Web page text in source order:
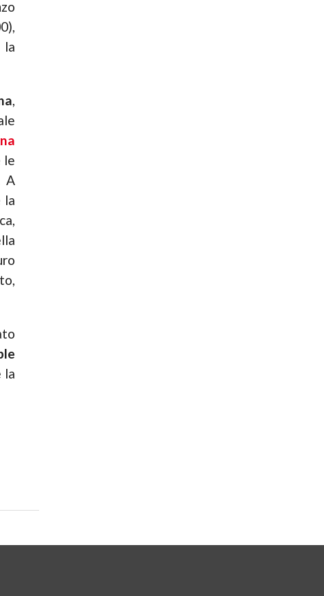
,
le
A
la
la